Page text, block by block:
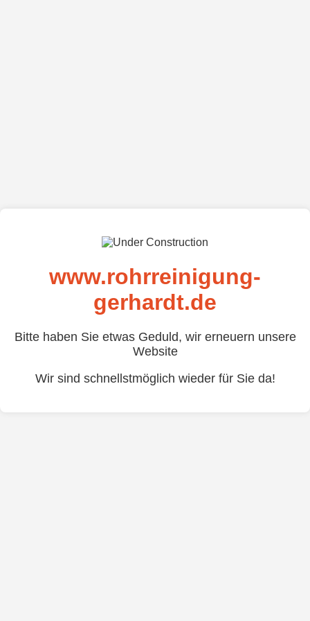
www.rohrreinigung-
gerhardt.de
Bitte haben Sie etwas Geduld, wir erneuern unsere
Website
Wir sind schnellstmöglich wieder für Sie da!